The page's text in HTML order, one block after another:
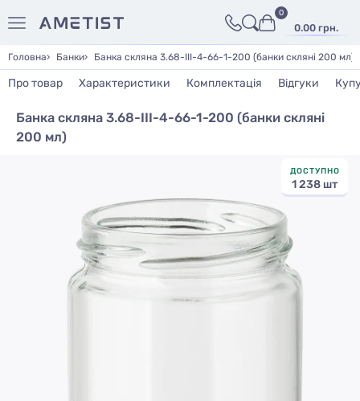
0.00 грн.
0
Головна Банки Банка скляна 3.68-ІІІ-4-66-1-200 (банки скляні 200 мл)
Про товар Характеристики Комплектація Відгуки
Банка скляна 3.68-ІІІ-4-66-1-200 (банки скляні
200 мл)
ДОСТУПНО
1 238 шт